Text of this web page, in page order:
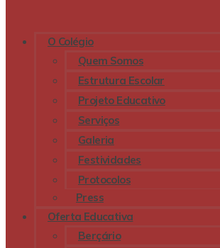
O Colégio
Quem Somos
Estrutura Escolar
Projeto Educativo
Serviços
Galeria
Festividades
Protocolos
Press
Oferta Educativa
Berçário